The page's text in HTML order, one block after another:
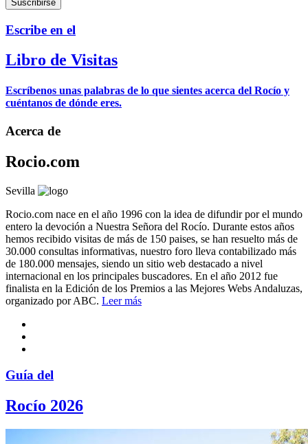
Escribe en el
Libro de Visitas
Escríbenos unas palabras de lo que sientes acerca del Rocío y
cuéntanos de dónde eres.
Acerca de
Rocio.com
Sevilla
Rocio.com nace en el año 1996 con la idea de difundir por el mundo
entero la devoción a Nuestra Señora del Rocío. Durante estos años
hemos recibido visitas de más de 150 paises, se han resuelto más de
30.000 consultas informativas, nuestro foro lleva contabilizado más
de 180.000 mensajes, siendo un sitio web destacado a nivel
internacional en los principales buscadores. En el año 2012 fue
finalista en la Edición de los Premios a las Mejores Webs Andaluzas,
organizado por ABC. Leer más
Guía del
Rocío 2026